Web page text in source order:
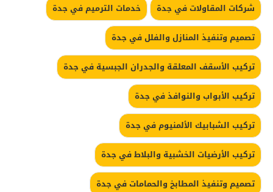
شركات المقاولات في جدة
خدمات الترميم في جدة
تصميم وتنفيذ المنازل والفلل في جدة
تركيب الأسقف المعلقة والجدران الجبسية في جدة
تركيب الأبواب والنوافذ في جدة
تركيب الشبابيك الألمنيوم في جدة
تركيب الأرضيات الخشبية والبلاط في جدة
تصميم وتنفيذ المطابخ والحمامات في جدة